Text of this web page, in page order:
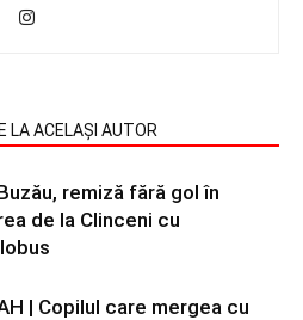
LA ACELAȘI AUTOR
remiză fără gol în
de la Clinceni cu
| Copilul care mergea cu